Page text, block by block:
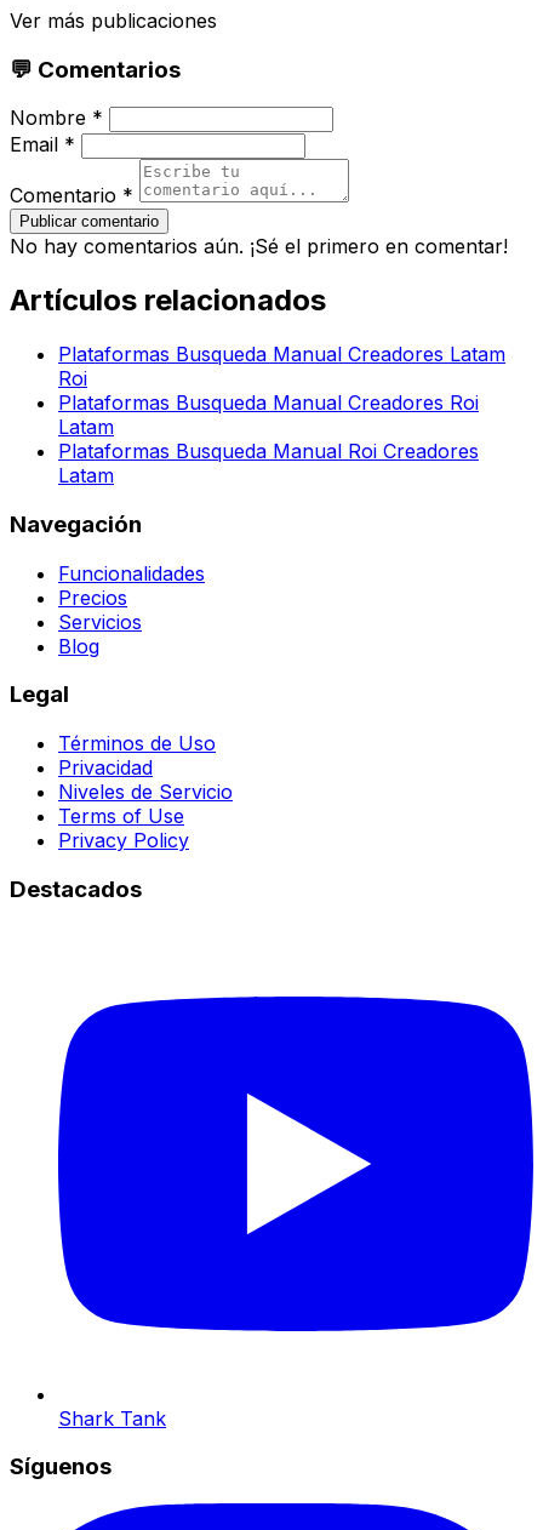
Ver más publicaciones
💬 Comentarios
Nombre *
Email *
Comentario *
Publicar comentario
No hay comentarios aún. ¡Sé el primero en comentar!
Artículos relacionados
Plataformas Busqueda Manual Creadores Latam
Roi
Plataformas Busqueda Manual Creadores Roi
Latam
Plataformas Busqueda Manual Roi Creadores
Latam
Navegación
Funcionalidades
Precios
Servicios
Blog
Legal
Términos de Uso
Privacidad
Niveles de Servicio
Terms of Use
Privacy Policy
Destacados
Shark Tank
Síguenos